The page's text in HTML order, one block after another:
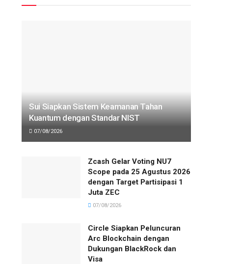
Sui Siapkan Sistem Keamanan Tahan
Kuantum dengan Standar NIST
07/08/2026
Zcash Gelar Voting NU7
Scope pada 25 Agustus 2026
dengan Target Partisipasi 1
Juta ZEC
07/08/2026
Circle Siapkan Peluncuran
Arc Blockchain dengan
Dukungan BlackRock dan
Visa